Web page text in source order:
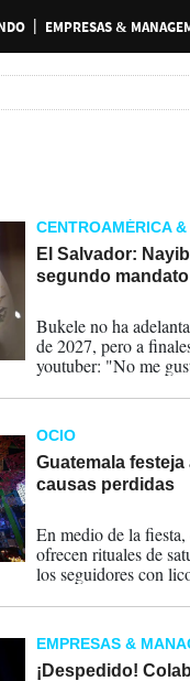
EMPRESAS &
CENTROAMÉRICA
El Salvador:
segundo
Bukele no ha
de 2027, pero a
youtuber: "No me
más".
OCIO
Guatemala
causas perdidas
En medio de la
ofrecen rituales de
los seguidores con
EMPRESAS &
¡Despedido!